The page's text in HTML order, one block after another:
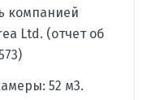
компанией
Ltd. (отчет об
52 м3.